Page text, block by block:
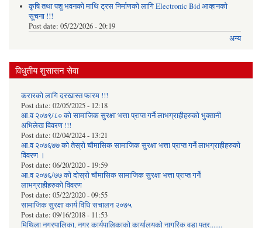
कृषि तथा पशु भवनको माथि ट्रस निर्माणको लागि Electronic Bid आव्हानको
सूचना !!!
Post date: 05/22/2026 - 20:19
अन्य
विधुतीय शुसासन सेवा
करारको लागि दरखास्त फारम !!!
Post date: 02/05/2025 - 12:18
आ.व २०७९/८० को सामाजिक सुरक्षा भत्ता प्राप्त गर्ने लाभग्राहीहरुको भुक्तानी
अभिलेख विवरण !!!
Post date: 02/04/2024 - 13:21
आ.व २०७६७७ को तेस्रो चौमासिक सामाजिक सुरक्षा भत्ता प्राप्त गर्ने लाभग्राहीहरुको
विवरण ।
Post date: 06/20/2020 - 19:59
आ.व २०७६/७७ को दोस्रो चौमासिक सामाजिक सुरक्षा भत्ता प्राप्त गर्ने
लाभग्राहीहरुको विवरण
Post date: 05/22/2020 - 09:55
सामाजिक सुरक्षा कार्य विधि स‌चालन २०७५
Post date: 09/16/2018 - 11:53
मिथिला नगरपालिका, नगर कार्यपालिकाको कार्यालयकाे नागरिक वडा पत्र.......